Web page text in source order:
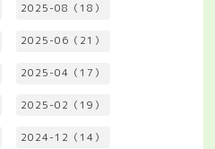
2025-08（18）
2025-06（21）
2025-04（17）
2025-02（19）
2024-12（14）